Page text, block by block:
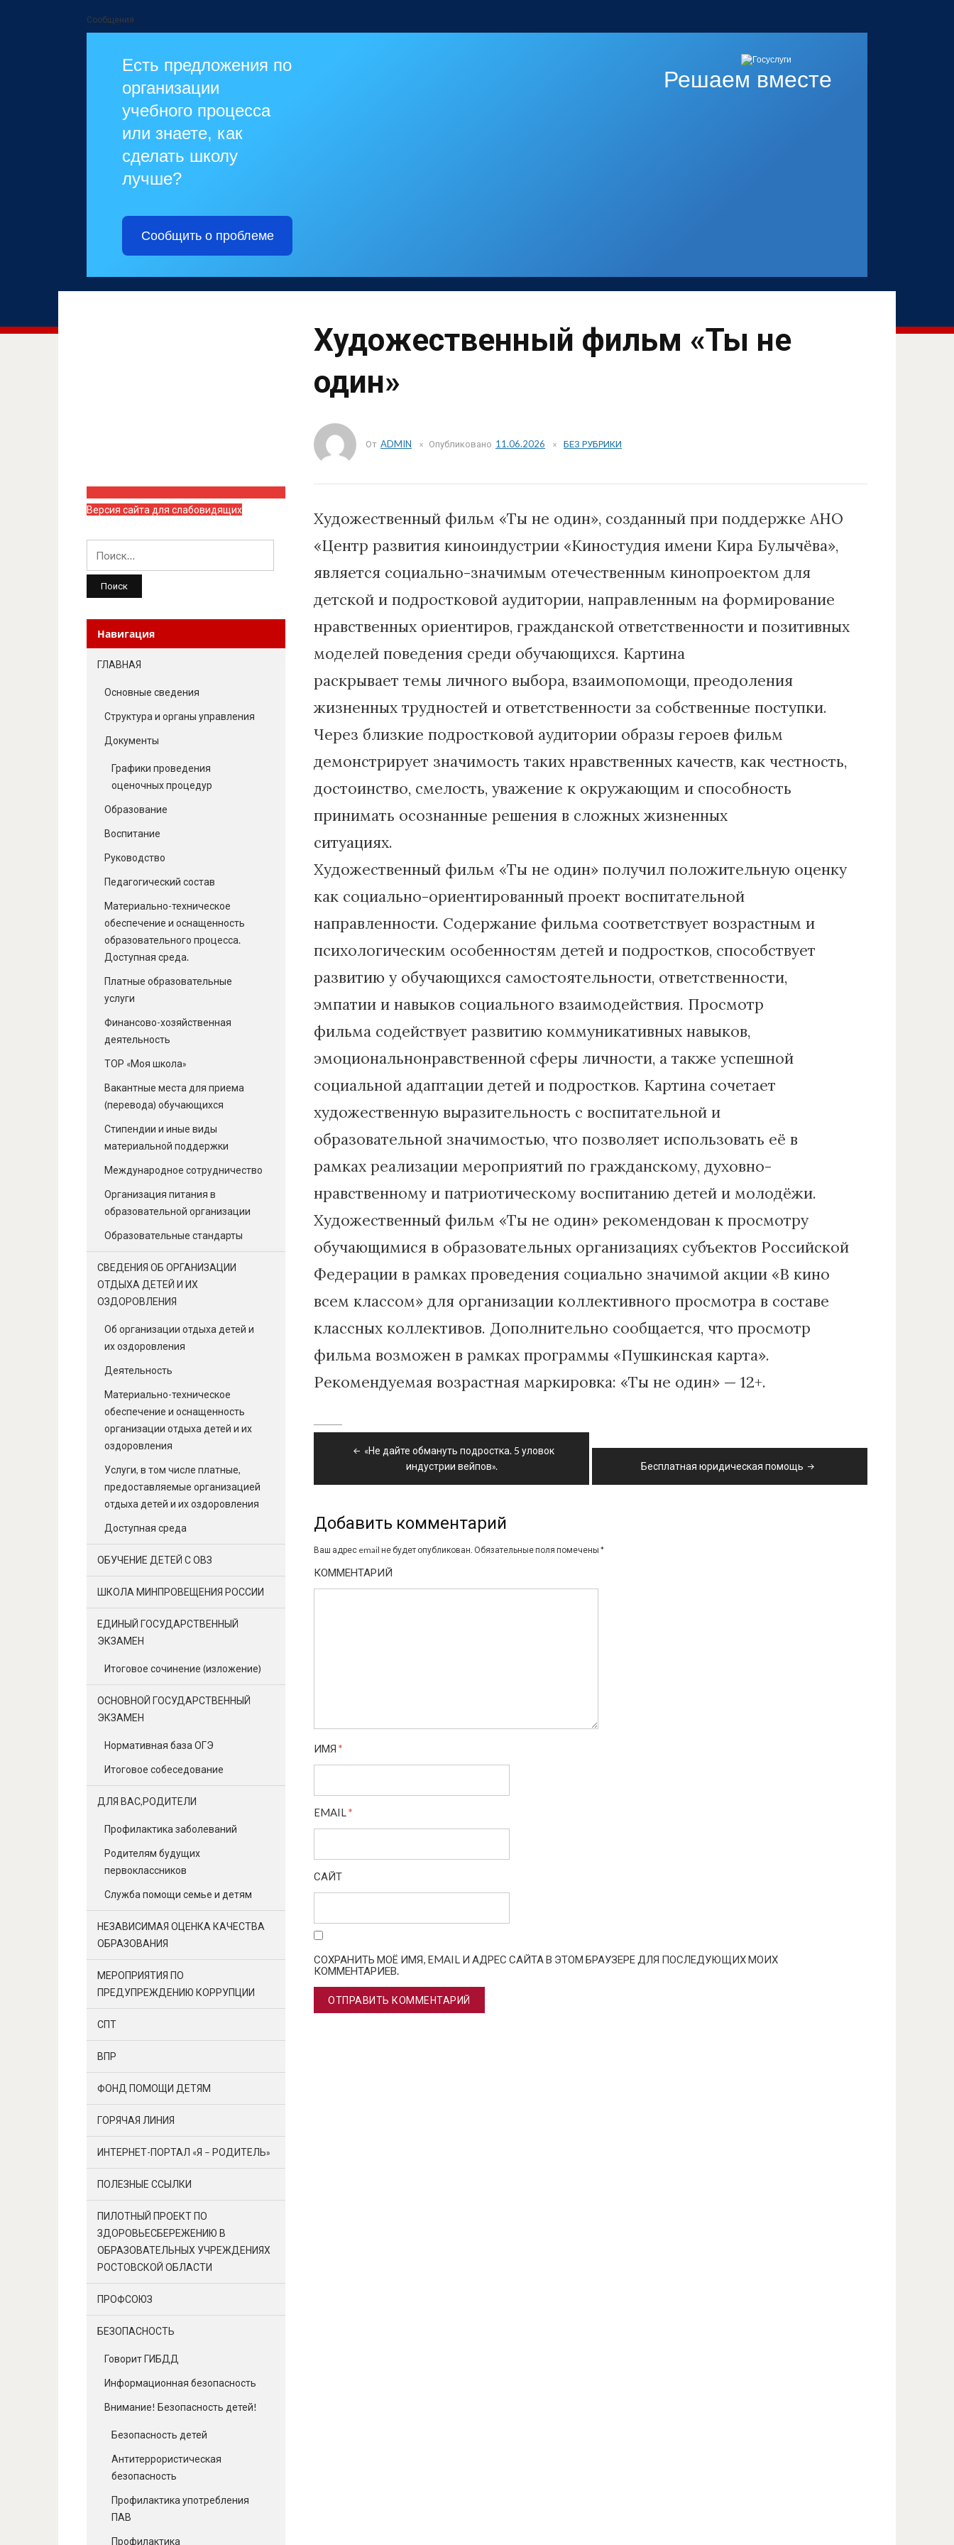
Сообщения
Решаем вместе
Есть предложения по
организации
учебного процесса
или знаете, как
сделать школу
лучше?
Сообщить о проблеме
Художественный фильм «Ты не
один»
От ADMIN Опубликовано 11.06.2026 БЕЗ РУБРИКИ
Художественный фильм «Ты не один», созданный при поддержке АНО
«Центр развития киноиндустрии «Киностудия имени Кира Булычёва»,
является социально-значимым отечественным кинопроектом для
детской и подростковой аудитории, направленным на формирование
нравственных ориентиров, гражданской ответственности и позитивных
моделей поведения среди обучающихся. Картина
раскрывает темы личного выбора, взаимопомощи, преодоления
жизненных трудностей и ответственности за собственные поступки.
Через близкие подростковой аудитории образы героев фильм
демонстрирует значимость таких нравственных качеств, как честность,
достоинство, смелость, уважение к окружающим и способность
принимать осознанные решения в сложных жизненных
ситуациях.
Художественный фильм «Ты не один» получил положительную оценку
как социально-ориентированный проект воспитательной
направленности. Содержание фильма соответствует возрастным и
психологическим особенностям детей и подростков, способствует
развитию у обучающихся самостоятельности, ответственности,
эмпатии и навыков социального взаимодействия. Просмотр
фильма содействует развитию коммуникативных навыков,
эмоциональнонравственной сферы личности, а также успешной
социальной адаптации детей и подростков. Картина сочетает
художественную выразительность с воспитательной и
образовательной значимостью, что позволяет использовать её в
рамках реализации мероприятий по гражданскому, духовно-
нравственному и патриотическому воспитанию детей и молодёжи.
Художественный фильм «Ты не один» рекомендован к просмотру
обучающимися в образовательных организациях субъектов Российской
Федерации в рамках проведения социально значимой акции «В кино
всем классом» для организации коллективного просмотра в составе
классных коллективов. Дополнительно сообщается, что просмотр
фильма возможен в рамках программы «Пушкинская карта».
Рекомендуемая возрастная маркировка: «Ты не один» — 12+.
«Не дайте обмануть подростка. 5 уловок
индустрии вейпов».
Бесплатная юридическая помощь
Добавить комментарий
Ваш адрес email не будет опубликован. Обязательные поля помечены *
КОММЕНТАРИЙ
ИМЯ *
EMAIL*
САЙТ
СОХРАНИТЬ МОЁ ИМЯ, EMAIL И АДРЕС САЙТА В ЭТОМ БРАУЗЕРЕ ДЛЯ ПОСЛЕДУЮЩИХ МОИХ
КОММЕНТАРИЕВ.
Версия сайта для слабовидящих
Навигация
ГЛАВНАЯ
Основные сведения
Структура и органы управления
Документы
Графики проведения
оценочных процедур
Образование
Воспитание
Руководство
Педагогический состав
Материально-техническое
обеспечение и оснащенность
образовательного процесса.
Доступная среда.
Платные образовательные
услуги
Финансово-хозяйственная
деятельность
ТОР «Моя школа»
Вакантные места для приема
(перевода) обучающихся
Стипендии и иные виды
материальной поддержки
Международное сотрудничество
Организация питания в
образовательной организации
Образовательные стандарты
СВЕДЕНИЯ ОБ ОРГАНИЗАЦИИ
ОТДЫХА ДЕТЕЙ И ИХ
ОЗДОРОВЛЕНИЯ
Об организации отдыха детей и
их оздоровления
Деятельность
Материально-техническое
обеспечение и оснащенность
организации отдыха детей и их
оздоровления
Услуги, в том числе платные,
предоставляемые организацией
отдыха детей и их оздоровления
Доступная среда
ОБУЧЕНИЕ ДЕТЕЙ С ОВЗ
ШКОЛА МИНПРОВЕЩЕНИЯ РОССИИ
ЕДИНЫЙ ГОСУДАРСТВЕННЫЙ
ЭКЗАМЕН
Итоговое сочинение (изложение)
ОСНОВНОЙ ГОСУДАРСТВЕННЫЙ
ЭКЗАМЕН
Нормативная база ОГЭ
Итоговое собеседование
ДЛЯ ВАС,РОДИТЕЛИ
Профилактика заболеваний
Родителям будущих
первоклассников
Служба помощи семье и детям
НЕЗАВИСИМАЯ ОЦЕНКА КАЧЕСТВА
ОБРАЗОВАНИЯ
МЕРОПРИЯТИЯ ПО
ПРЕДУПРЕЖДЕНИЮ КОРРУПЦИИ
СПТ
ВПР
ФОНД ПОМОЩИ ДЕТЯМ
ГОРЯЧАЯ ЛИНИЯ
ИНТЕРНЕТ-ПОРТАЛ «Я – РОДИТЕЛЬ»
ПОЛЕЗНЫЕ ССЫЛКИ
ПИЛОТНЫЙ ПРОЕКТ ПО
ЗДОРОВЬЕСБЕРЕЖЕНИЮ В
ОБРАЗОВАТЕЛЬНЫХ УЧРЕЖДЕНИЯХ
РОСТОВСКОЙ ОБЛАСТИ
ПРОФСОЮЗ
БЕЗОПАСНОСТЬ
Говорит ГИБДД
Информационная безопасность
Внимание! Безопасность детей!
Безопасность детей
Антитеррористическая
безопасность
Профилактика употребления
ПАВ
Профилактика